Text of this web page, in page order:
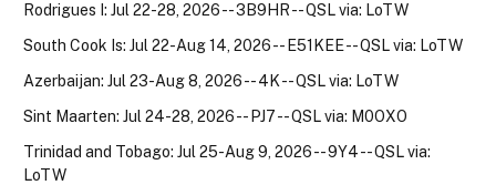
Rodrigues I: Jul 22-28, 2026 -- 3B9HR -- QSL via: LoTW
South Cook Is: Jul 22-Aug 14, 2026 -- E51KEE -- QSL via: LoTW
Azerbaijan: Jul 23-Aug 8, 2026 -- 4K -- QSL via: LoTW
Sint Maarten: Jul 24-28, 2026 -- PJ7 -- QSL via: M0OXO
Trinidad and Tobago: Jul 25-Aug 9, 2026 -- 9Y4 -- QSL via:
LoTW